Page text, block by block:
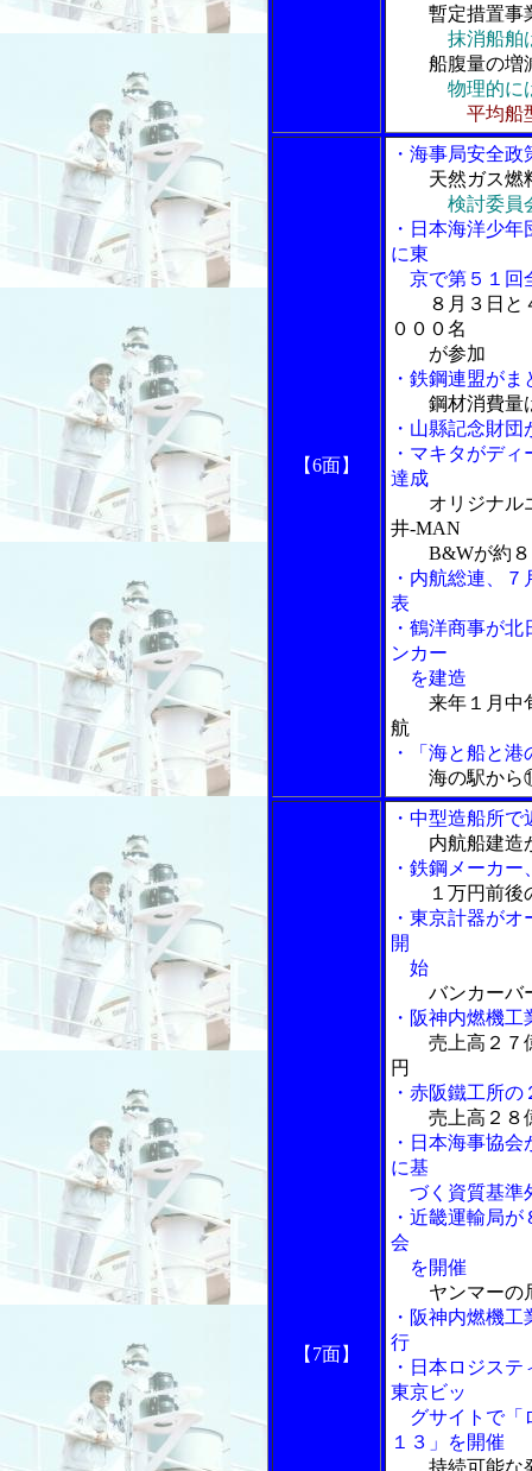
暫定措置事
抹消船舶
船腹量の増
物理的に
平均船
【6面】
・海事局安全
天然ガス燃
検討委員
・日本海洋少
に東
京で第５１回
８月３日と
０００名
が参加
・鉄鋼連盟が
鋼材消費量
・山縣記念財
・マキタがデ
達成
オリジナル
井-MAN
B&Wが約８
・内航総連、
表
・鶴洋商事が
ンカー
を建造
来年１月中
航
・「海と船と
海の駅か
【7面】
・中型造船所
内航船建造
・鉄鋼メーカ
１万円前後
・東京計器が
開
始
バンカーバ
・阪神内燃機
売上高２７
円
・赤阪鐵工所
売上高２８
・日本海事協
に基
づく資質基準
・近畿運輸局
会
を開催
ヤンマーの
・阪神内燃機
行
・日本ロジス
東京ビッ
グサイトで「
１３」を開催
持続可能な